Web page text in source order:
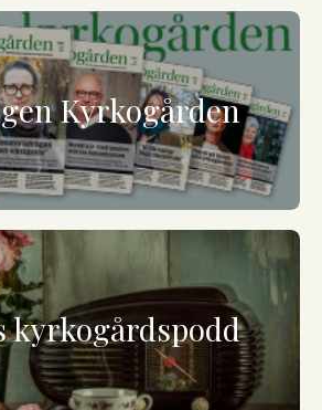
Kyrkogården
kyrkogårdspodd